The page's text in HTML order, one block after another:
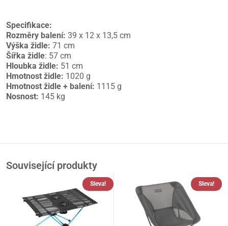
Specifikace:
Rozměry balení: 39 x 12 x 13,5 cm
Výška židle: 71 cm
Šířka židle: 57 cm
Hloubka židle: 51 cm
Hmotnost židle: 1020 g
Hmotnost židle + balení: 1115 g
Nosnost: 145 kg
Související produkty
Sleva! Sleva!